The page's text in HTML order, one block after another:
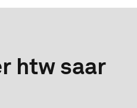
htw saar